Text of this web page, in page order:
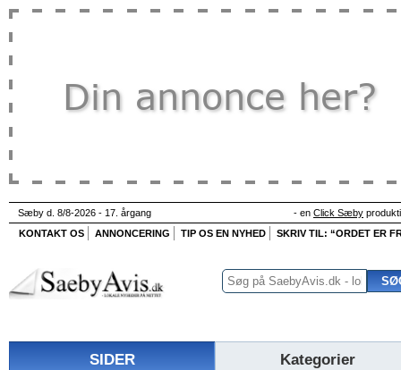
Sæby d. 8/8-2026 - 17. årgang - en Click Sæby
KONTAKT OS
ANNONCERING TIP OS EN NYHED SKRIV TIL: “ORDET ER
SIDER Kategorier